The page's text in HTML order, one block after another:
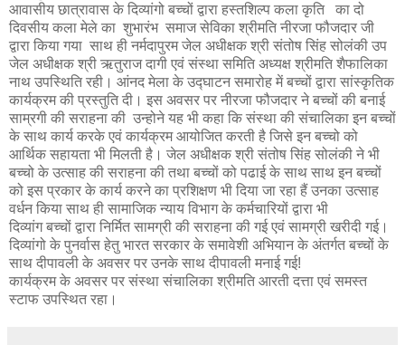
आवासीय छात्रावास के दिव्यांगो बच्चों द्वारा हस्तशिल्प कला कृति का दो
दिवसीय कला मेले का शुभारंभ समाज सेविका श्रीमति नीरजा फौजदार जी
द्वारा किया गया साथ ही नर्मदापुरम जेल अधीक्षक श्री संतोष सिंह सोलंकी उप
जेल अधीक्षक श्री ऋतुराज दागी एवं संस्था समिति अध्यक्ष श्रीमति शैफालिका
नाथ उपस्थिति रही। आंनद मेला के उद्घाटन समारोह में बच्चों द्वारा सांस्कृतिक
कार्यक्रम की प्रस्तुति दी। इस अवसर पर नीरजा फौजदार ने बच्चों की बनाई
साम्रगी की सराहना की उन्होने यह भी कहा कि संस्था की संचालिका इन बच्चों
के साथ कार्य करके एवं कार्यक्रम आयोजित करती है जिसे इन बच्चो को
आर्थिक सहायता भी मिलती है। जेल अधीक्षक श्री संतोष सिंह सोलंकी ने भी
बच्चो के उत्साह की सराहना की तथा बच्चों को पढाई के साथ साथ इन बच्चों
को इस प्रकार के कार्य करने का प्रशिक्षण भी दिया जा रहा हैं उनका उत्साह
वर्धन किया साथ ही सामाजिक न्याय विभाग के कर्मचारियों द्वारा भी
दिव्यांग बच्चों द्वारा निर्मित सामग्री की सराहना की गई एवं सामग्री खरीदी गई।
दिव्यांगो के पुनर्वास हेतु भारत सरकार के समावेशी अभियान के अंतर्गत बच्चों के
साथ दीपावली के अवसर पर उनके साथ दीपावली मनाई गई!
कार्यक्रम के अवसर पर संस्था संचालिका श्रीमति आरती दत्ता एवं समस्त
स्टाफ उपस्थित रहा।